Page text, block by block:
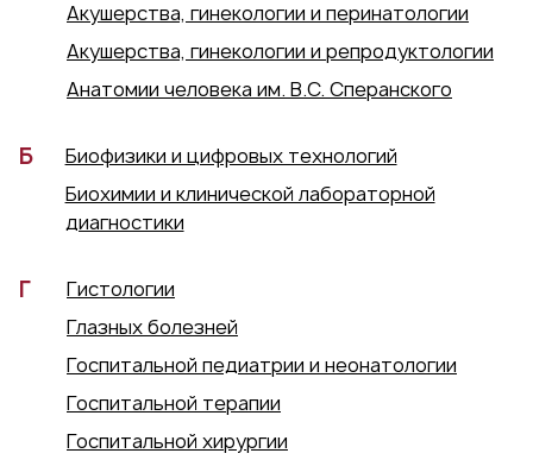
Акушерства, гинекологии и перинатологии
Акушерства, гинекологии и репродуктологии
Анатомии человека им. В.С. Сперанского
Б
Биофизики и цифровых технологий
Биохимии и клинической лабораторной
диагностики
Г
Гистологии
Глазных болезней
Госпитальной педиатрии и неонатологии
Госпитальной терапии
Госпитальной хирургии